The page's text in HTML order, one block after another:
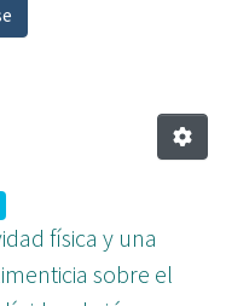
física y una
sobre el